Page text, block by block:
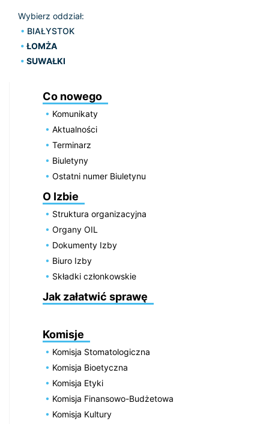
Wybierz oddział:
BIAŁYSTOK
ŁOMŻA
SUWAŁKI
Co nowego
Komunikaty
Aktualności
Terminarz
Biuletyny
Ostatni numer Biuletynu
O Izbie
Struktura organizacyjna
Organy OIL
Dokumenty Izby
Biuro Izby
Składki członkowskie
Jak załatwić sprawę
Komisje
Komisja Stomatologiczna
Komisja Bioetyczna
Komisja Etyki
Komisja Finansowo-Budżetowa
Komisja Kultury